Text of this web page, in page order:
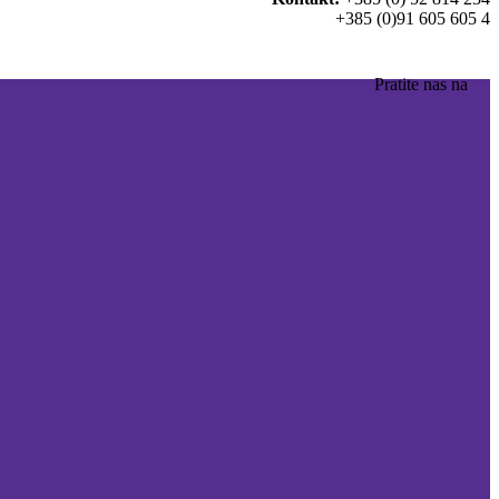
+385 (0)91 605 605 4
Pratite nas na